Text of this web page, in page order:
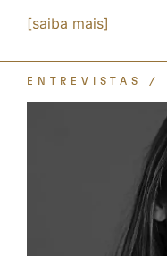
[saiba mais]
ENTREVISTAS